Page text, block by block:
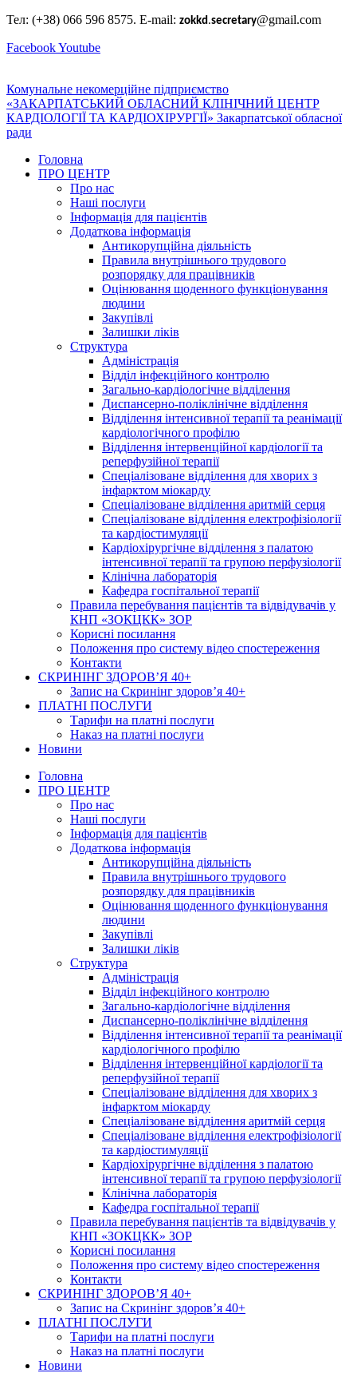
Тел: (+38) 066 596 8575. E-mail: zokkd.secretary@gmail.com
FacebookYoutube
Комунальне некомерційне підприємство
«ЗАКАРПАТСЬКИЙ ОБЛАСНИЙ КЛІНІЧНИЙ ЦЕНТР
КАРДІОЛОГІЇ ТА КАРДІОХІРУРГІЇ» Закарпатської обласної
ради
Головна
ПРО ЦЕНТР
Про нас
Наші послуги
Інформація для пацієнтів
Додаткова інформація
Антикорупційна діяльність
Правила внутрішнього трудового
розпорядку для працівників
Оцінювання щоденного функціонування
людини
Закупівлі
Залишки ліків
Структура
Адміністрація
Відділ інфекційного контролю
Загально-кардіологічне відділення
Диспансерно-поліклінічне відділення
Відділення інтенсивної терапії та реанімації
кардіологічного профілю
Відділення інтервенційної кардіології та
реперфузійної терапії
Спеціалізоване відділення для хворих з
інфарктом міокарду
Спеціалізоване відділення аритмій серця
Спеціалізоване відділення електрофізіології
та кардіостимуляції
Кардіохірургічне відділення з палатою
інтенсивної терапії та групою перфузіології
Клінічна лабораторія
Кафедра госпітальної терапії
Правила перебування пацієнтів та відвідувачів у
КНП «ЗОКЦКК» ЗОР
Корисні посилання
Положення про систему відео спостереження
Контакти
СКРИНІНГ ЗДОРОВ’Я 40+
Запис на Скринінг здоров’я 40+
ПЛАТНІ ПОСЛУГИ
Тарифи на платні послуги
Наказ на платні послуги
Новини
Головна
ПРО ЦЕНТР
Про нас
Наші послуги
Інформація для пацієнтів
Додаткова інформація
Антикорупційна діяльність
Правила внутрішнього трудового
розпорядку для працівників
Оцінювання щоденного функціонування
людини
Закупівлі
Залишки ліків
Структура
Адміністрація
Відділ інфекційного контролю
Загально-кардіологічне відділення
Диспансерно-поліклінічне відділення
Відділення інтенсивної терапії та реанімації
кардіологічного профілю
Відділення інтервенційної кардіології та
реперфузійної терапії
Спеціалізоване відділення для хворих з
інфарктом міокарду
Спеціалізоване відділення аритмій серця
Спеціалізоване відділення електрофізіології
та кардіостимуляції
Кардіохірургічне відділення з палатою
інтенсивної терапії та групою перфузіології
Клінічна лабораторія
Кафедра госпітальної терапії
Правила перебування пацієнтів та відвідувачів у
КНП «ЗОКЦКК» ЗОР
Корисні посилання
Положення про систему відео спостереження
Контакти
СКРИНІНГ ЗДОРОВ’Я 40+
Запис на Скринінг здоров’я 40+
ПЛАТНІ ПОСЛУГИ
Тарифи на платні послуги
Наказ на платні послуги
Новини